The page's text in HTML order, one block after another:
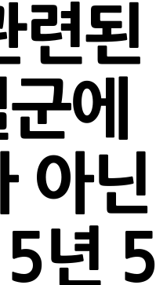
련된
에
아닌
년 5